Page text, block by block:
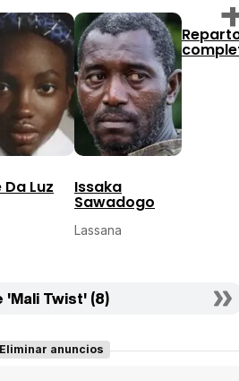
Da Luz Issaka
Sawadogo
Lassana
'Mali Twist' (8)
anuncios